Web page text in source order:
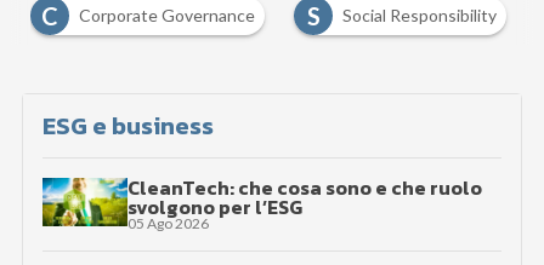
C
Corporate Governance S Social Responsibility
ESG e business
CleanTech: che cosa sono e che ruolo
svolgono per l’ESG
05 Ago 2026